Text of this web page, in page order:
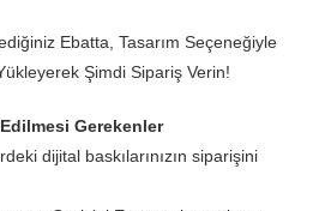
Ebatta, Tasarım Seçeneğiyle
Şimdi Sipariş Verin!
Gerekenler
dijital baskılarınızın siparişini